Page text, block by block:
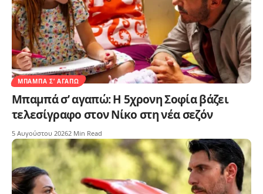
ΜΠΑΜΠΆ Σ’ ΑΓΑΠΏ
Μπαμπά σ’ αγαπώ: Η 5χρονη Σοφία βάζει
τελεσίγραφο στον Νίκο στη νέα σεζόν
5 Αυγούστου 20262 Min Read